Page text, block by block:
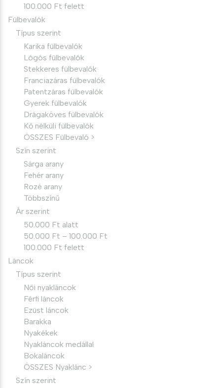
100.000 Ft felett
Fülbevalók
Típus szerint
Karika fülbevalók
Lógós fülbevalók
Stekkeres fülbevalók
Franciazáras fülbevalók
Patentzáras fülbevalók
Gyerek fülbevalók
Drágaköves fülbevalók
Kő nélküli fülbevalók
ÖSSZES Fülbevaló >
Szín szerint
Sárga arany
Fehér arany
Rozé arany
Többszínű
Ár szerint
50.000 Ft alatt
50.000 Ft – 100.000 Ft
100.000 Ft felett
Láncok
Típus szerint
Női nyakláncok
Férfi láncok
Ezüst láncok
Barakka
Nyakékek
Nyakláncok medállal
Bokaláncok
ÖSSZES Nyaklánc >
Szín szerint